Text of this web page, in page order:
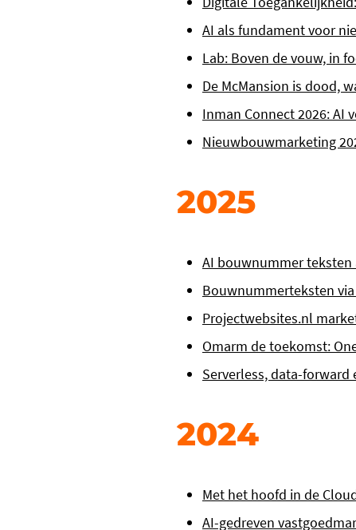
AI als fundament voor
Lab: Boven de vouw, in
De McMansion is dood,
Inman Connect 2026: AI
Nieuwbouwmarketing
2025
AI bouwnummer teksten
Bouwnummerteksten via
Projectwebsites.nl
Omarm de toekomst:
Serverless, data-forward
2024
Met het hoofd in de
AI-gedreven